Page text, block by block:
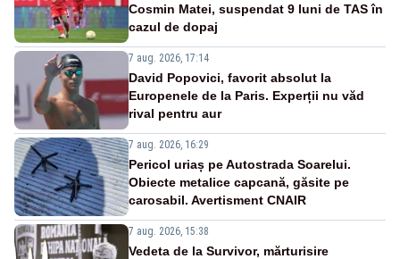
Cosmin Matei, suspendat 9 luni de TAS în
cazul de dopaj
7 aug. 2026, 17:14
David Popovici, favorit absolut la
Europenele de la Paris. Experții nu văd
rival pentru aur
7 aug. 2026, 16:29
Pericol uriaș pe Autostrada Soarelui.
Obiecte metalice capcană, găsite pe
carosabil. Avertisment CNAIR
7 aug. 2026, 15:38
Vedeta de la Survivor, mărturisire